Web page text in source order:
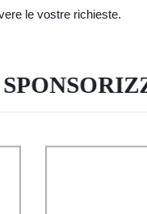
le vostre richieste.